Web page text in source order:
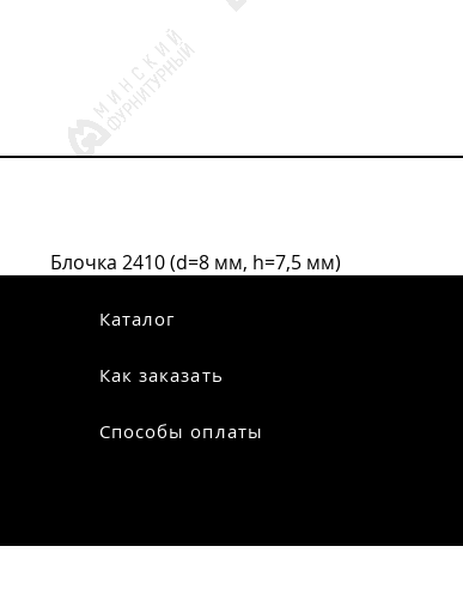
Блочка 2410 (d=8 мм, h=7,5 мм)
Каталог
Как заказать
Способы оплаты